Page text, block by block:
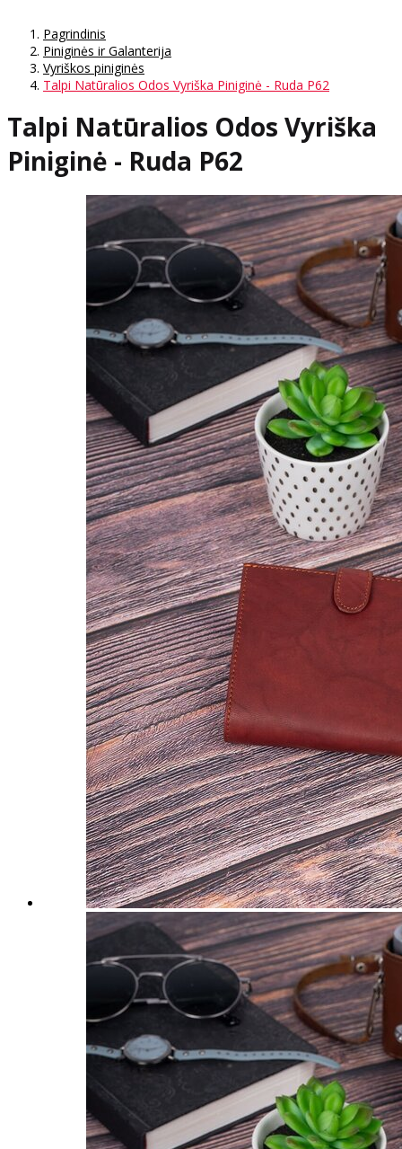
Pagrindinis
Piniginės ir Galanterija
Vyriškos piniginės
Talpi Natūralios Odos Vyriška Piniginė - Ruda P62
Talpi Natūralios Odos Vyriška
Piniginė - Ruda P62